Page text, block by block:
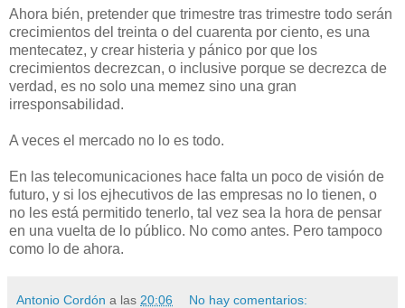
Ahora bién, pretender que trimestre tras trimestre todo serán
crecimientos del treinta o del cuarenta por ciento, es una
mentecatez, y crear histeria y pánico por que los
crecimientos decrezcan, o inclusive porque se decrezca de
verdad, es no solo una memez sino una gran
irresponsabilidad.
A veces el mercado no lo es todo.
En las telecomunicaciones hace falta un poco de visión de
futuro, y si los ejhecutivos de las empresas no lo tienen, o
no les está permitido tenerlo, tal vez sea la hora de pensar
en una vuelta de lo público. No como antes. Pero tampoco
como lo de ahora.
Antonio Cordón a las 20:06 No hay comentarios: